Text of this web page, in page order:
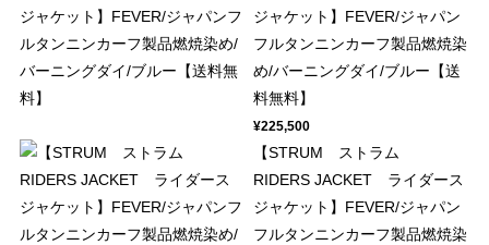
ジャケット】FEVER/ジャパン
フルタンニンカーフ製品燃焼染
め/バーニングダイ/ブルー【送
料無料】
¥225,500
【STRUM ストラム
RIDERS JACKET ライダース
ジャケット】FEVER/ジャパン
フルタンニンカーフ製品燃焼染